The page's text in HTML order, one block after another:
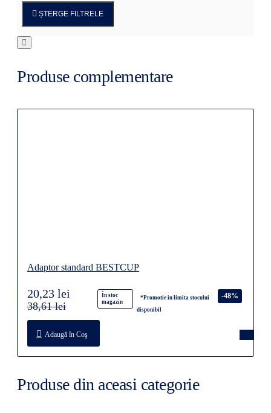
ȘTERGE FILTRELE
Produse complementare
Adaptor standard BESTCUP
În stoc
magazin
*Promotie in limita stocului
disponibil
-48%
20,23 lei
38,61 lei
Adaugă în Coş
Produse din aceasi categorie